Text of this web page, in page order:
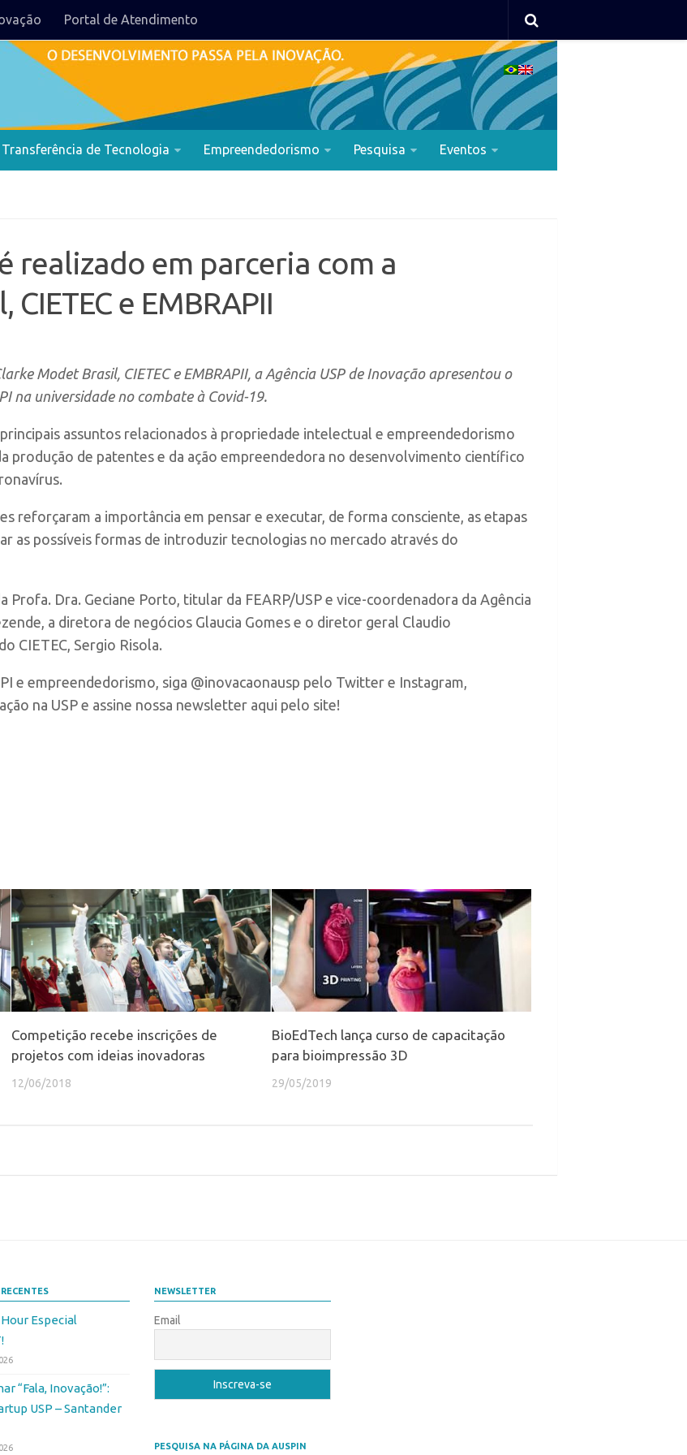
Portal de Atendimento
Transferência de Tecnologia Empreendedorismo Pesquisa Eventos
realizado em parceria com a
e EMBRAPII
Modet Brasil, CIETEC e EMBRAPII, a Agência USP de Inovação apresentou o
na universidade no combate à Covid-19.
assuntos relacionados à propriedade intelectual e empreendedorismo
produção de patentes e da ação empreendedora no desenvolvimento científico
reforçaram a importância em pensar e executar, de forma consciente, as etapas
as possíveis formas de introduzir tecnologias no mercado através do
Profa. Dra. Geciane Porto, titular da FEARP/USP e vice-coordenadora da Agência
a diretora de negócios Glaucia Gomes e o diretor geral Claudio
CIETEC, Sergio Risola.
e empreendedorismo, siga @inovacaonausp pelo Twitter e Instagram,
na USP e assine nossa newsletter aqui pelo site!
Competição recebe inscrições de
projetos com ideias inovadoras
12/06/2018
BioEdTech lança curso de capacitação
para bioimpressão 3D
29/05/2019
Especial
“Fala, Inovação!”:
USP – Santander
NEWSLETTER
Email
PESQUISA NA PÁGINA DA AUSPIN